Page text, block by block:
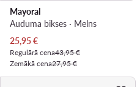
Mayoral
Auduma bikses · Melns
Pašreizējā cena
25,95€
Regulārā cena43,95 €
Zemākā cena27,95 €